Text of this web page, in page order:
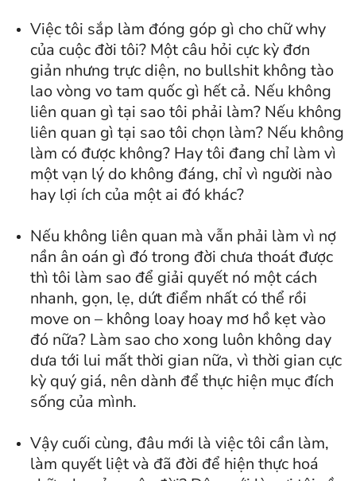
Việc tôi sắp làm đóng góp gì cho chữ why
của cuộc đời tôi? Một câu hỏi cực kỳ đơn
giản nhưng trực diện, no bullshit không tào
lao vòng vo tam quốc gì hết cả. Nếu không
liên quan gì tại sao tôi phải làm? Nếu không
liên quan gì tại sao tôi chọn làm? Nếu không
làm có được không? Hay tôi đang chỉ làm vì
một vạn lý do không đáng, chỉ vì người nào
hay lợi ích của một ai đó khác?
Nếu không liên quan mà vẫn phải làm vì nợ
nần ân oán gì đó trong đời chưa thoát được
thì tôi làm sao để giải quyết nó một cách
nhanh, gọn, lẹ, dứt điểm nhất có thể rồi
move on – không loay hoay mơ hồ kẹt vào
đó nữa? Làm sao cho xong luôn không day
dưa tới lui mất thời gian nữa, vì thời gian cực
kỳ quý giá, nên dành để thực hiện mục đích
sống của mình.
Vậy cuối cùng, đâu mới là việc tôi cần làm,
làm quyết liệt và đã đời để hiện thực hoá